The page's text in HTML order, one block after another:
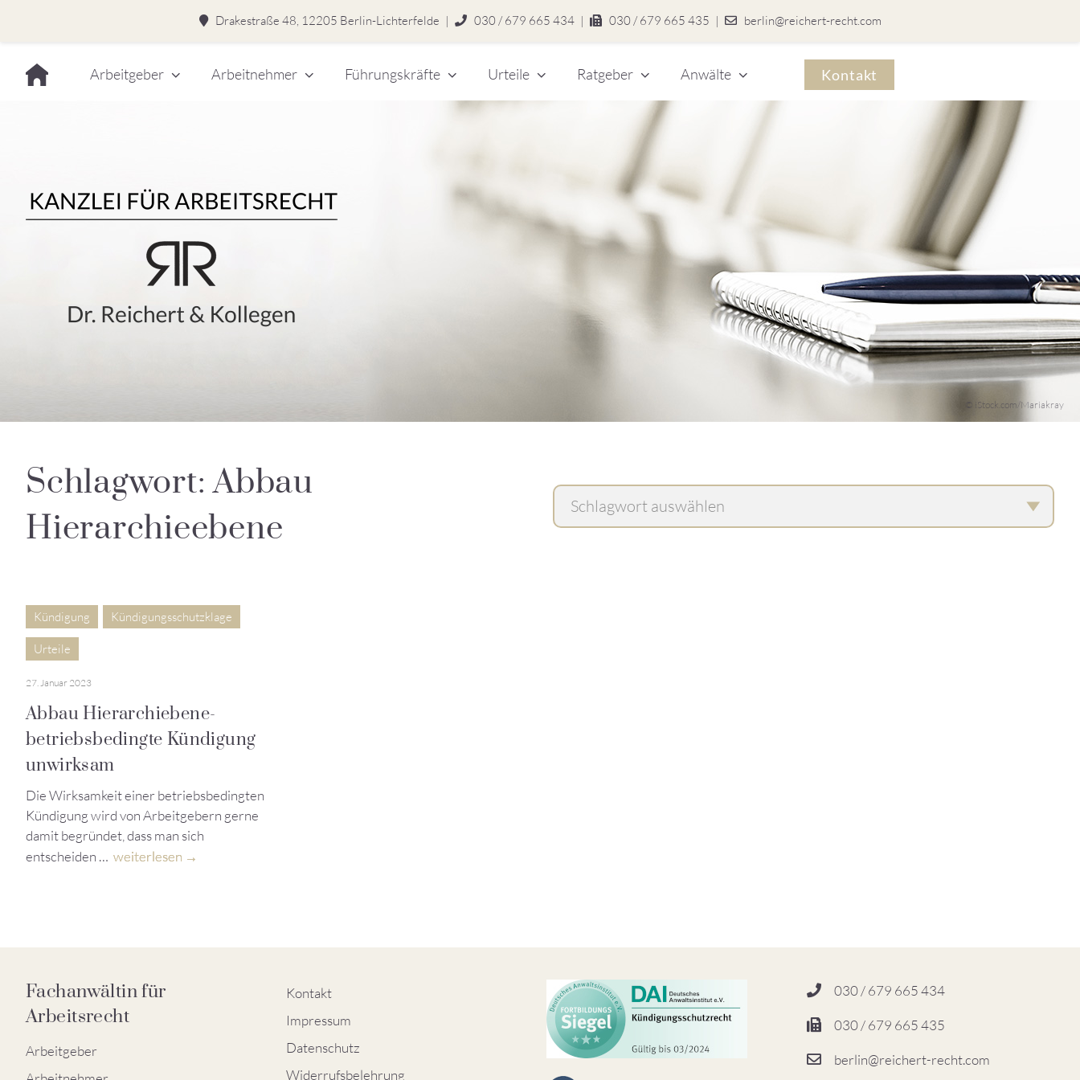
Drakestraße 48, 12205 Berlin-Lichterfelde | 030 / 679 665 434 | 030 / 679 665 435 | berlin@reichert-recht.com
Arbeitgeber Arbeitnehmer Führungskräfte Urteile Ratgeber Anwälte Kontakt
Dr.
Reichert
© iStock.com/Mariakray
Schlagwort: Abbau
Hierarchieebene
Kündigung Kündigungsschutzklage
Urteile
27. Januar 2023
Abbau Hierarchiebene-
betriebsbedingte Kündigung
unwirksam
Die Wirksamkeit einer betriebsbedingten
Kündigung wird von Arbeitgebern gerne
damit begründet, dass man sich
entscheiden … weiterlesen
Fachanwältin für
Arbeitsrecht
Arbeitgeber
Kontakt
Impressum
Datenschutz
Widerrufsbelehrung
030 / 679 665 434
030 / 679 665 435
berlin@reichert-recht.com